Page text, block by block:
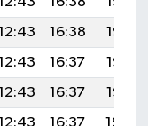
16:38
19:57
16:37
19:56
16:37
19:55
16:37
19:54